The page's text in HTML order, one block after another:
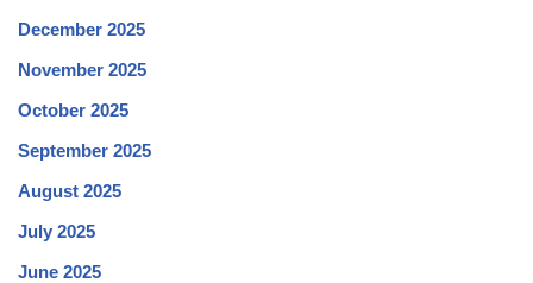
December 2025
November 2025
October 2025
September 2025
August 2025
July 2025
June 2025